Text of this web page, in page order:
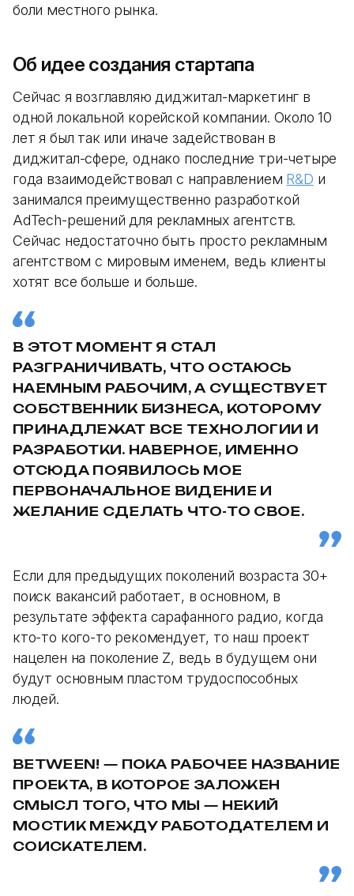
боли местного рынка.
Об идее создания стартапа
Сейчас я возглавляю диджитал-маркетинг в
одной локальной корейской компании. Около 10
лет я был так или иначе задействован в
диджитал-сфере, однако последние три-четыре
года взаимодействовал с направлением R&D и
занимался преимущественно разработкой
AdTech-решений для рекламных агентств.
Сейчас недостаточно быть просто рекламным
агентством с мировым именем, ведь клиенты
хотят все больше и больше.
В ЭТОТ МОМЕНТ Я СТАЛ
РАЗГРАНИЧИВАТЬ, ЧТО ОСТАЮСЬ
НАЕМНЫМ РАБОЧИМ, А СУЩЕСТВУЕТ
СОБСТВЕННИК БИЗНЕСА, КОТОРОМУ
ПРИНАДЛЕЖАТ ВСЕ ТЕХНОЛОГИИ И
РАЗРАБОТКИ. НАВЕРНОЕ, ИМЕННО
ОТСЮДА ПОЯВИЛОСЬ МОЕ
ПЕРВОНАЧАЛЬНОЕ ВИДЕНИЕ И
ЖЕЛАНИЕ СДЕЛАТЬ ЧТО-ТО СВОЕ.
Если для предыдущих поколений возраста 30+
поиск вакансий работает, в основном, в
результате эффекта сарафанного радио, когда
кто-то кого-то рекомендует, то наш проект
нацелен на поколение Z, ведь в будущем они
будут основным пластом трудоспособных
людей.
BETWEEN! — ПОКА РАБОЧЕЕ НАЗВАНИЕ
ПРОЕКТА, В КОТОРОЕ ЗАЛОЖЕН
СМЫСЛ ТОГО, ЧТО МЫ — НЕКИЙ
МОСТИК МЕЖДУ РАБОТОДАТЕЛЕМ И
СОИСКАТЕЛЕМ.